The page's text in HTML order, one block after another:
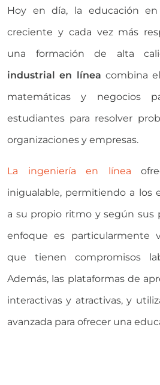
Hoy en día, la educación
creciente y cada vez más
una formación de alta
industrial en línea combina
matemáticas y negocios
estudiantes para resolver
organizaciones y empresas.
La ingeniería en línea
inigualable, permitiendo a los
a su propio ritmo y según sus
enfoque es particularmente
que tienen compromisos
Además, las plataformas de
interactivas y atractivas, y
avanzada para ofrecer una